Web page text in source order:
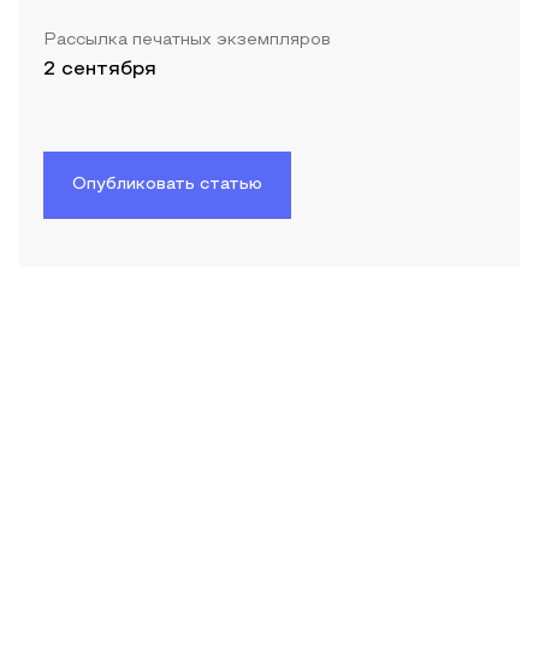
Рассылка печатных экземпляров
2 сентября
Опубликовать статью